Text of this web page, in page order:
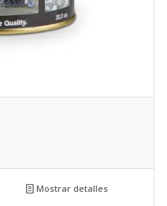
Mostrar detalles